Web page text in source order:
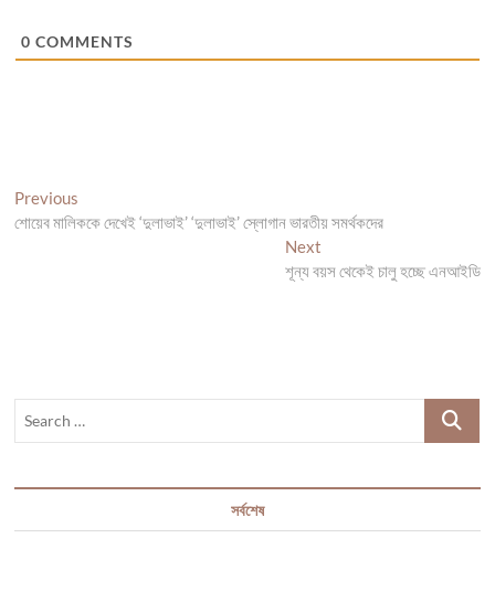
0 COMMENTS
Post
navigation
Previous
post:
শোয়েব মালিককে দেখেই ‘দুলাভাই’ ‘দুলাভাই’ স্লোগান ভারতীয় সমর্থকদের
NextNext
post:
শূন্য বয়স থেকেই চালু হচ্ছে এনআইডি
Search
সর্বশেষ